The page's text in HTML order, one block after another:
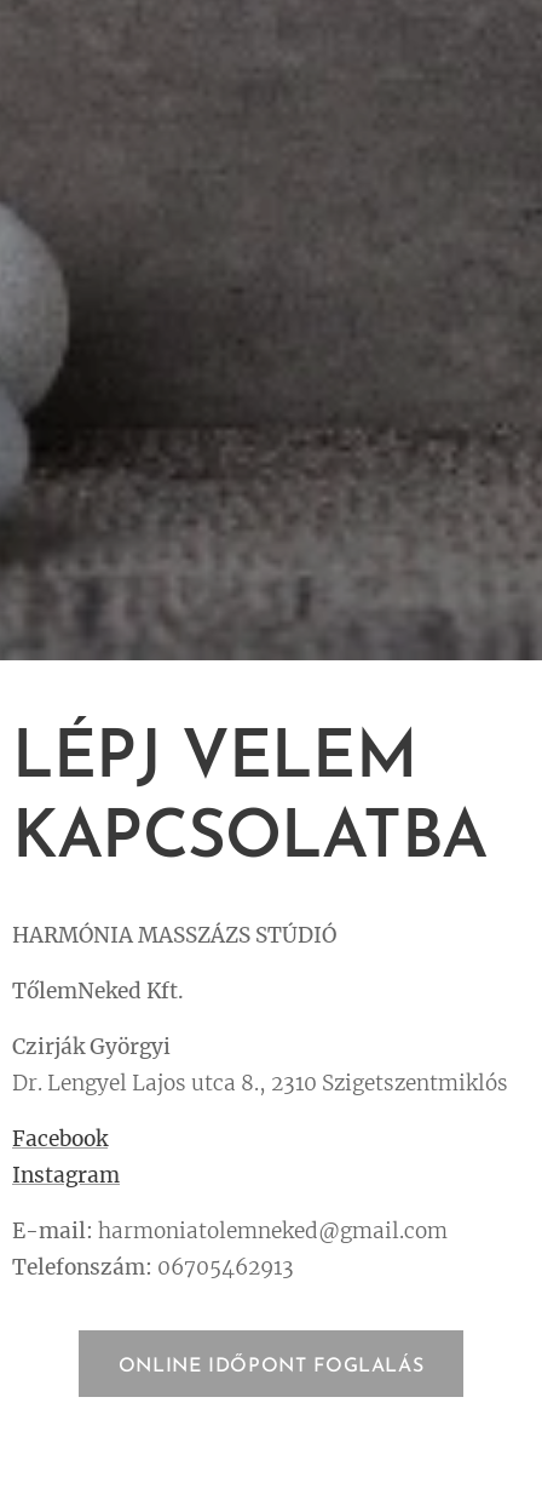
LÉPJ VELEM
KAPCSOLATBA
HARMÓNIA MASSZÁZS STÚDIÓ
TőlemNeked Kft.
Czirják Györgyi
Dr. Lengyel Lajos utca 8., 2310 Szigetszentmiklós
Facebook
Instagram
E-mail: harmoniatolemneked@gmail.com
Telefonszám: 06705462913
ONLINE IDŐPONT FOGLALÁS